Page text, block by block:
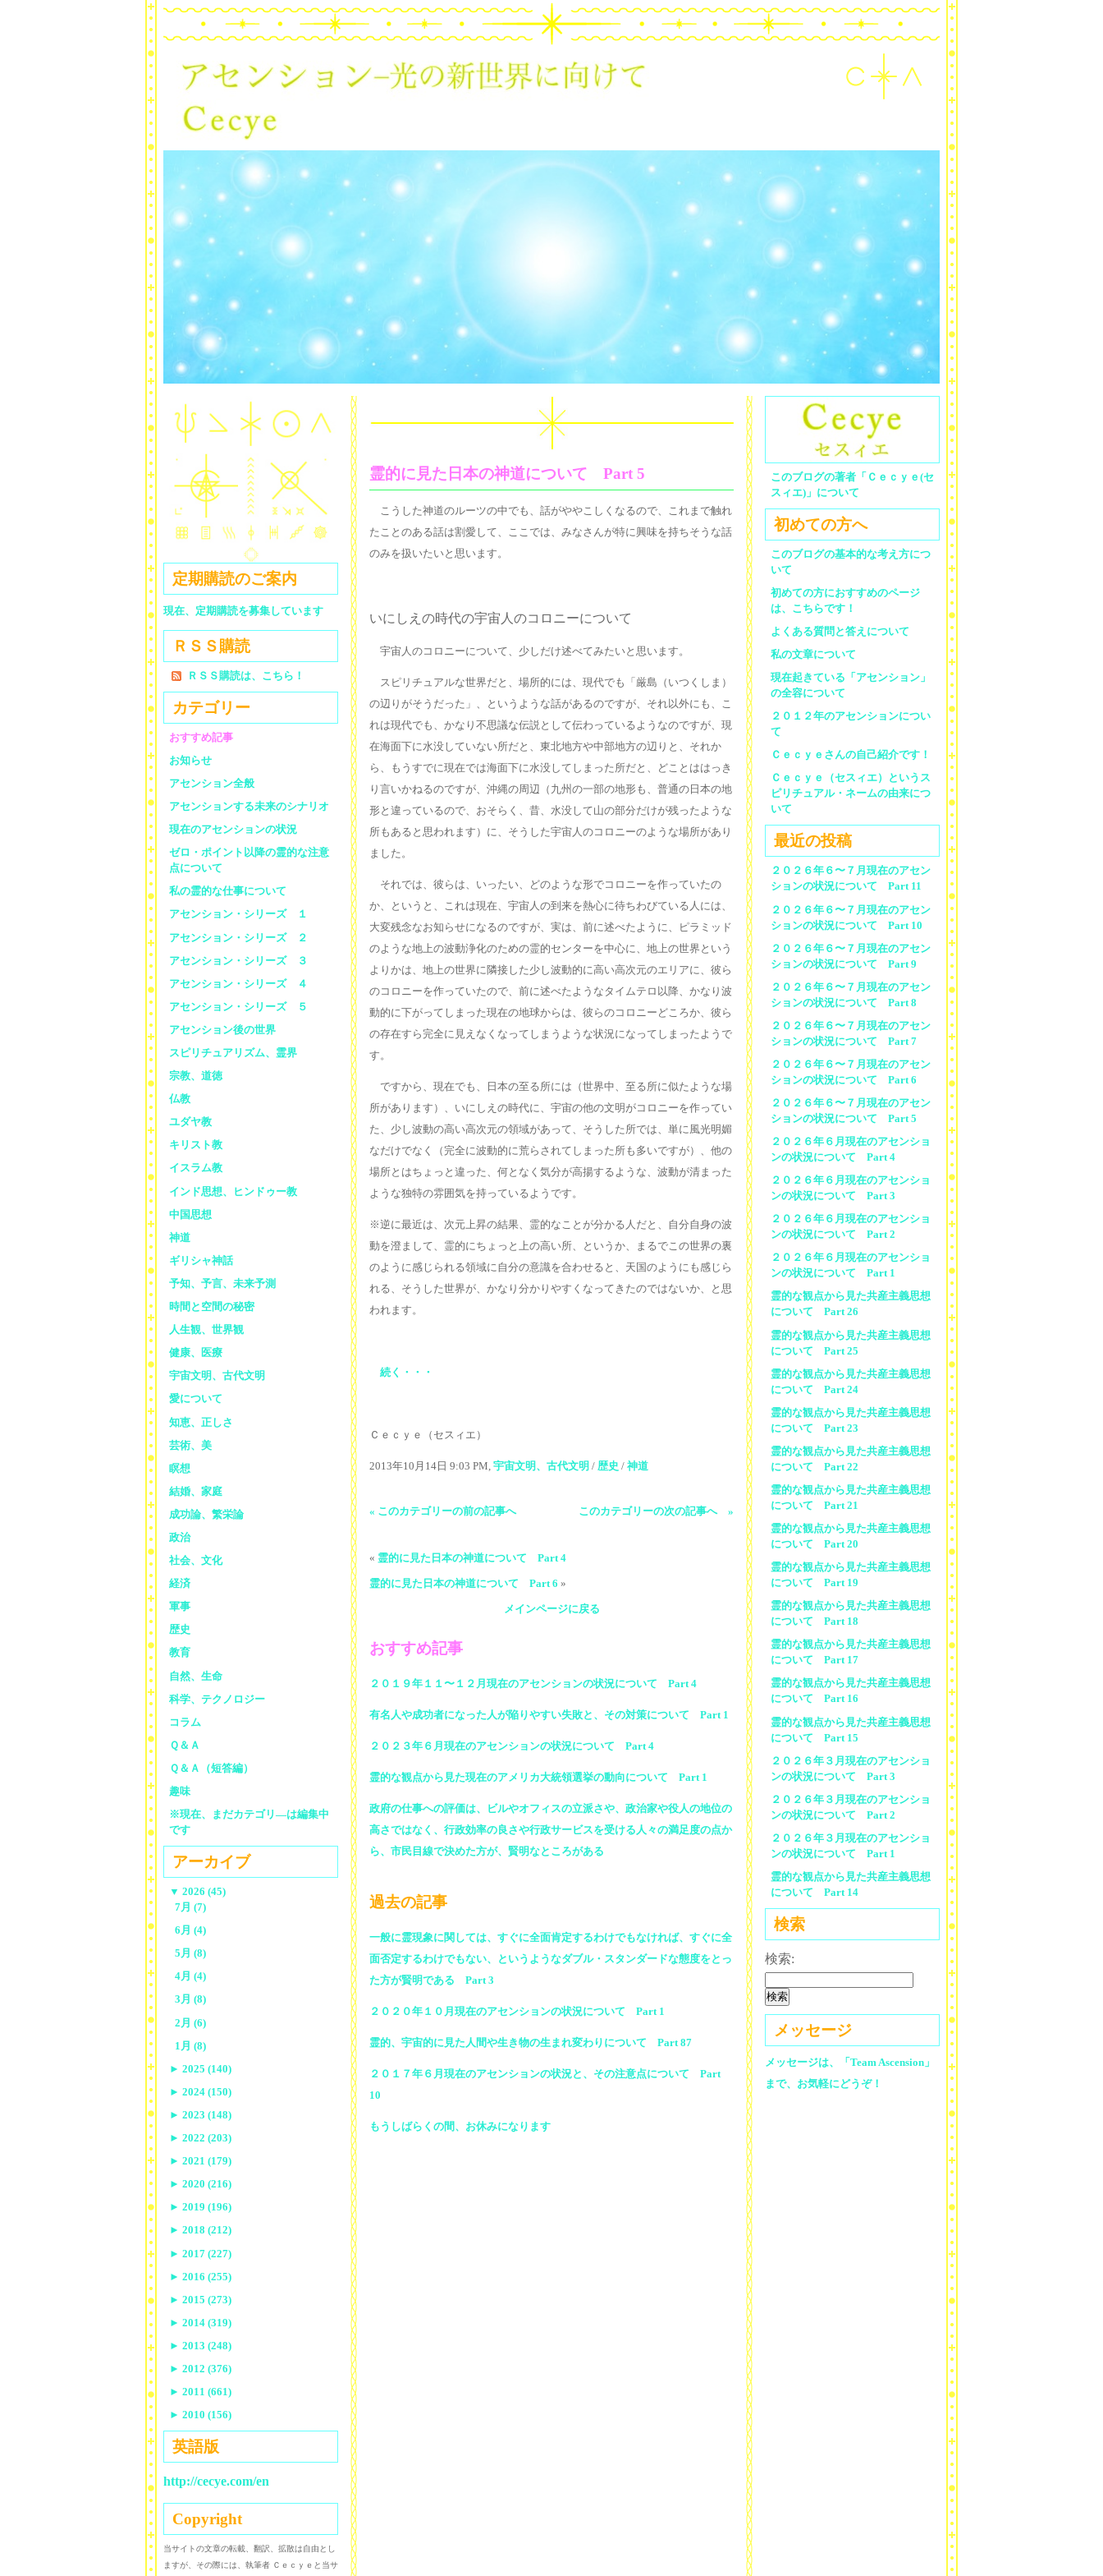
霊的に見た日本の神道について Part 5
こうした神道のルーツの中でも、話がややこしくなるので、これまで触れ
たことのある話は割愛して、ここでは、みなさんが特に興味を持ちそうな話
のみを扱いたいと思います。
いにしえの時代の宇宙人のコロニーについて
宇宙人のコロニーについて、少しだけ述べてみたいと思います。
スピリチュアルな世界だと、場所的には、現代でも「厳島（いつくしま）
の辺りがそうだった」、というような話があるのですが、それ以外にも、こ
れは現代でも、かなり不思議な伝説として伝わっているようなのですが、現
在海面下に水没していない所だと、東北地方や中部地方の辺りと、それか
ら、もうすでに現在では海面下に水没してしまった所だと、どことははっき
り言いかねるのですが、沖縄の周辺（九州の一部の地形も、普通の日本の地
形と違っているので、おそらく、昔、水没して山の部分だけが残ったような
所もあると思われます）に、そうした宇宙人のコロニーのような場所があり
ました。
それでは、彼らは、いったい、どのような形でコロニーを作っていたの
か、というと、これは現在、宇宙人の到来を熱心に待ちわびている人には、
大変残念なお知らせになるのですが、実は、前に述べたように、ピラミッド
のような地上の波動浄化のための霊的センターを中心に、地上の世界という
よりかは、地上の世界に隣接した少し波動的に高い高次元のエリアに、彼ら
のコロニーを作っていたので、前に述べたようなタイムテロ以降、かなり波
動的に下がってしまった現在の地球からは、彼らのコロニーどころか、彼ら
の存在すら完全に見えなくなってしまうような状況になってしまったようで
す。
ですから、現在でも、日本の至る所には（世界中、至る所に似たような場
所があります）、いにしえの時代に、宇宙の他の文明がコロニーを作ってい
た、少し波動の高い高次元の領域があって、そうした所では、単に風光明媚
なだけでなく（完全に波動的に荒らされてしまった所も多いですが）、他の
場所とはちょっと違った、何となく気分が高揚するような、波動が清まった
ような独特の雰囲気を持っているようです。
※逆に最近は、次元上昇の結果、霊的なことが分かる人だと、自分自身の波
動を澄まして、霊的にちょっと上の高い所、というか、まるでこの世界の裏
のように感じられる領域に自分の意識を合わせると、天国のようにも感じら
れる、そうした世界が、かなり分かりやすくなってきたのではないか、と思
われます。
続く・・・
Ｃｅｃｙｅ（セスィエ）
2013年10月14日 9:03 PM, 宇宙文明、古代文明 / 歴史 / 神道
« このカテゴリーの前の記事へ このカテゴリーの次の記事へ »
« 霊的に見た日本の神道について Part 4
霊的に見た日本の神道について Part 6 »
メインページに戻る
おすすめ記事
２０１９年１１〜１２月現在のアセンションの状況について Part 4
有名人や成功者になった人が陥りやすい失敗と、その対策について Part 1
２０２３年６月現在のアセンションの状況について Part 4
霊的な観点から見た現在のアメリカ大統領選挙の動向について Part 1
政府の仕事への評価は、ビルやオフィスの立派さや、政治家や役人の地位の
高さではなく、行政効率の良さや行政サービスを受ける人々の満足度の点か
ら、市民目線で決めた方が、賢明なところがある
過去の記事
一般に霊現象に関しては、すぐに全面肯定するわけでもなければ、すぐに全
面否定するわけでもない、というようなダブル・スタンダードな態度をとっ
た方が賢明である Part 3
２０２０年１０月現在のアセンションの状況について Part 1
霊的、宇宙的に見た人間や生き物の生まれ変わりについて Part 87
２０１７年６月現在のアセンションの状況と、その注意点について Part
10
もうしばらくの間、お休みになります
このブログの著者「Ｃｅｃｙｅ(セ
スィエ)」について
初めての方へ
このブログの基本的な考え方につ
いて
初めての方におすすめのページ
は、こちらです！
よくある質問と答えについて
私の文章について
現在起きている「アセンション」
の全容について
２０１２年のアセンションについ
て
Ｃｅｃｙｅさんの自己紹介です！
Ｃｅｃｙｅ（セスィエ）というス
ピリチュアル・ネームの由来につ
いて
最近の投稿
２０２６年６〜７月現在のアセン
ションの状況について Part 11
２０２６年６〜７月現在のアセン
ションの状況について Part 10
２０２６年６〜７月現在のアセン
ションの状況について Part 9
２０２６年６〜７月現在のアセン
ションの状況について Part 8
２０２６年６〜７月現在のアセン
ションの状況について Part 7
２０２６年６〜７月現在のアセン
ションの状況について Part 6
２０２６年６〜７月現在のアセン
ションの状況について Part 5
２０２６年６月現在のアセンショ
ンの状況について Part 4
２０２６年６月現在のアセンショ
ンの状況について Part 3
２０２６年６月現在のアセンショ
ンの状況について Part 2
２０２６年６月現在のアセンショ
ンの状況について Part 1
霊的な観点から見た共産主義思想
について Part 26
霊的な観点から見た共産主義思想
について Part 25
霊的な観点から見た共産主義思想
について Part 24
霊的な観点から見た共産主義思想
について Part 23
霊的な観点から見た共産主義思想
について Part 22
霊的な観点から見た共産主義思想
について Part 21
霊的な観点から見た共産主義思想
について Part 20
霊的な観点から見た共産主義思想
について Part 19
霊的な観点から見た共産主義思想
について Part 18
霊的な観点から見た共産主義思想
について Part 17
霊的な観点から見た共産主義思想
について Part 16
霊的な観点から見た共産主義思想
について Part 15
２０２６年３月現在のアセンショ
ンの状況について Part 3
２０２６年３月現在のアセンショ
ンの状況について Part 2
２０２６年３月現在のアセンショ
ンの状況について Part 1
霊的な観点から見た共産主義思想
について Part 14
検索
検索:
メッセージ
メッセージは、「Team Ascension」
まで、お気軽にどうぞ！
定期購読のご案内
現在、定期購読を募集しています
ＲＳＳ購読
ＲＳＳ購読は、こちら！
カテゴリー
おすすめ記事
お知らせ
アセンション全般
アセンションする未来のシナリオ
現在のアセンションの状況
ゼロ・ポイント以降の霊的な注意
点について
私の霊的な仕事について
アセンション・シリーズ １
アセンション・シリーズ ２
アセンション・シリーズ ３
アセンション・シリーズ ４
アセンション・シリーズ ５
アセンション後の世界
スピリチュアリズム、霊界
宗教、道徳
仏教
ユダヤ教
キリスト教
イスラム教
インド思想、ヒンドゥー教
中国思想
神道
ギリシャ神話
予知、予言、未来予測
時間と空間の秘密
人生観、世界観
健康、医療
宇宙文明、古代文明
愛について
知恵、正しさ
芸術、美
瞑想
結婚、家庭
成功論、繁栄論
政治
社会、文化
経済
軍事
歴史
教育
自然、生命
科学、テクノロジー
コラム
Ｑ＆Ａ
Ｑ＆Ａ（短答編）
趣味
※現在、まだカテゴリ—は編集中
です
アーカイブ
▼ 2026 (45)
7月 (7)
6月 (4)
5月 (8)
4月 (4)
3月 (8)
2月 (6)
1月 (8)
► 2025 (140)
► 2024 (150)
► 2023 (148)
► 2022 (203)
► 2021 (179)
► 2020 (216)
► 2019 (196)
► 2018 (212)
► 2017 (227)
► 2016 (255)
► 2015 (273)
► 2014 (319)
► 2013 (248)
► 2012 (376)
► 2011 (661)
► 2010 (156)
英語版
http://cecye.com/en
Copyright
当サイトの文章の転載、翻訳、拡散は自由とし
ますが、その際には、執筆者 Ｃｅｃｙｅと当サ